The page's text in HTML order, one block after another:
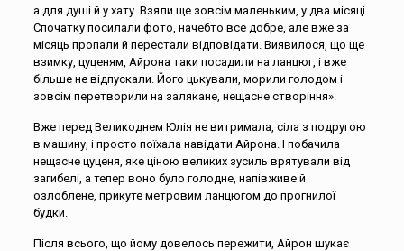
а для душі й у хату. Взяли ще зовсім маленьким, у два місяці.
Спочатку посилали фото, начебто все добре, але вже за
місяць пропали й перестали відповідати. Виявилося, що ще
взимку, цуценям, Айрона таки посадили на ланцюг, і вже
більше не відпускали. Його цькували, морили голодом і
зовсім перетворили на залякане, нещасне створіння».
Вже перед Великоднем Юлія не витримала, сіла з подругою
в машину, і просто поїхала навідати Айрона. І побачила
нещасне цуценя, яке ціною великих зусиль врятували від
загибелі, а тепер воно було голодне, напівживе й
озлоблене, прикуте метровим ланцюгом до прогнилої
будки.
Після всього, що йому довелось пережити, Айрон шукає